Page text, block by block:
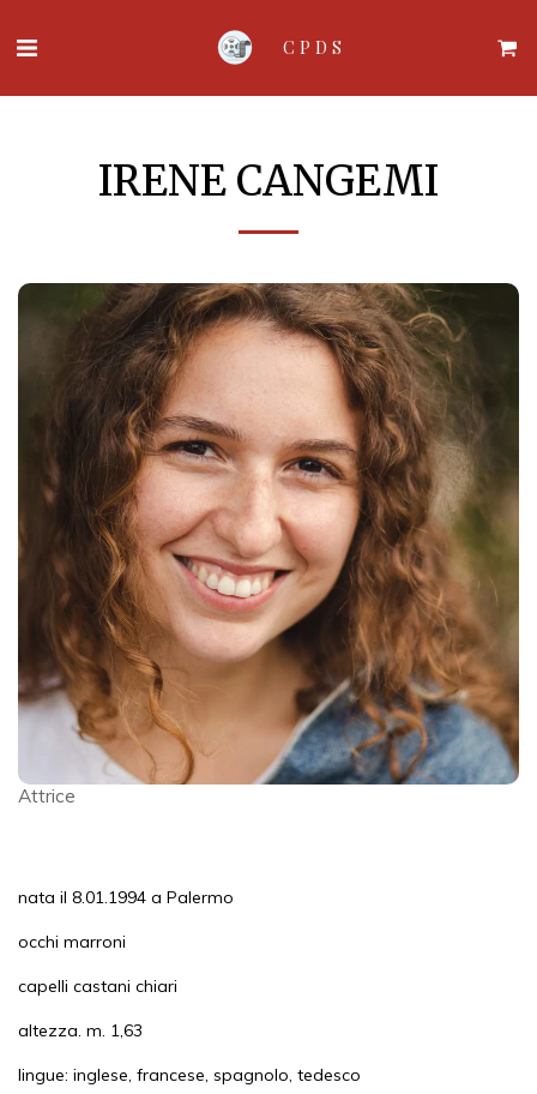
CPDS
IRENE CANGEMI
Attrice
nata il 8.01.1994 a Palermo
occhi marroni
capelli castani chiari
altezza. m. 1,63
lingue: inglese, francese, spagnolo, tedesco